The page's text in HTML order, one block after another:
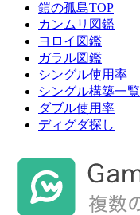
鎧の孤島TOP
カンムリ図鑑
ヨロイ図鑑
ガラル図鑑
シングル使用率
シングル構築一覧
ダブル使用率
ディグダ探し